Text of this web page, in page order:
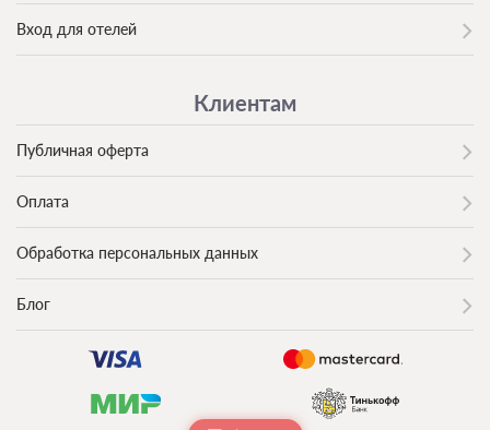
Вход для отелей
Клиентам
Публичная оферта
Оплата
Обработка персональных данных
Блог